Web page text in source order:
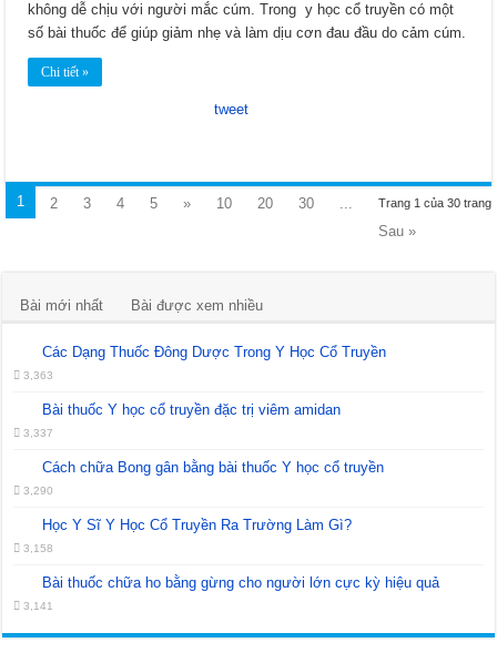
không dễ chịu với người mắc cúm. Trong y học cổ truyền có một
số bài thuốc để giúp giảm nhẹ và làm dịu cơn đau đầu do cảm cúm.
Chi tiết »
tweet
Trang 1 của 30 trang
1 2 3 4 5 » 10 20 30
...
Sau »
Bài mới nhất Bài được xem nhiều
Các Dạng Thuốc Đông Dược Trong Y Học Cổ Truyền
3,363
Bài thuốc Y học cổ truyền đặc trị viêm amidan
3,337
Cách chữa Bong gân bằng bài thuốc Y học cổ truyền
3,290
Học Y Sĩ Y Học Cổ Truyền Ra Trường Làm Gì?
3,158
Bài thuốc chữa ho bằng gừng cho người lớn cực kỳ hiệu quả
3,141